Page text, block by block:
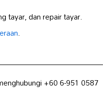
tayar, dan repair tayar.
.
+60 6-951 0587